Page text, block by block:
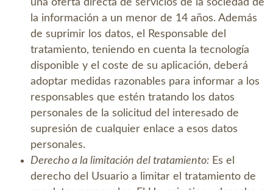
la información a un menor de 14 años. Además
de suprimir los datos, el Responsable del
tratamiento, teniendo en cuenta la tecnología
disponible y el coste de su aplicación, deberá
adoptar medidas razonables para informar a los
responsables que estén tratando los datos
personales de la solicitud del interesado de
supresión de cualquier enlace a esos datos
personales.
Derecho a la limitación del tratamiento: Es el
derecho del Usuario a limitar el tratamiento de